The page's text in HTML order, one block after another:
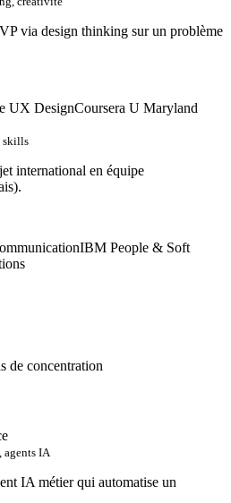
via design thinking sur un problème
UX DesignCoursera U Maryland
skills
international en équipe
IBM People & Soft
de concentration
IA
IA métier qui automatise un